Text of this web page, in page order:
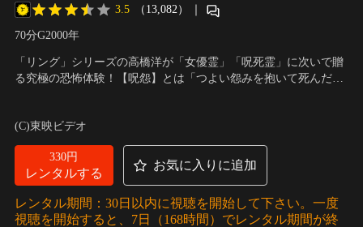
3.5 （13,082） ｜
70分G2000年
「リング」シリーズの高橋洋が「女優霊」「呪死霊」に次いで贈
る究極の恐怖体験！【呪怨】とは「つよい怨みを抱いて死んだモ
が生まれる。」……呪われた家から溢れ出す、九の連続した
死…。
(C)東映ビデオ
330円
レンタルする
お気に入りに追加
レンタル期間：30日以内に視聴を開始して下さい。一度
視聴を開始すると、7日（168時間）でレンタル期間が終